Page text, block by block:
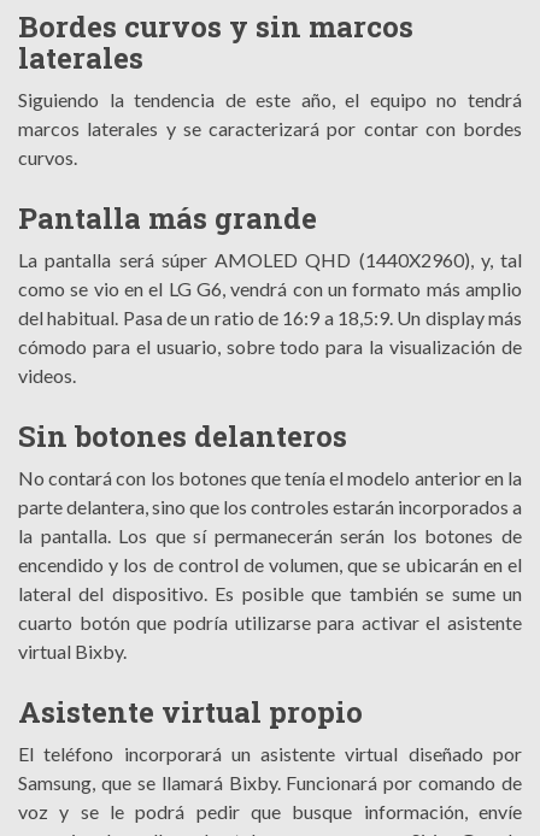
Bordes curvos y sin marcos
laterales
Siguiendo la tendencia de este año, el equipo no tendrá
marcos laterales y se caracterizará por contar con bordes
curvos.
Pantalla más grande
La pantalla será súper AMOLED QHD (1440X2960), y, tal
como se vio en el LG G6, vendrá con un formato más amplio
del habitual. Pasa de un ratio de 16:9 a 18,5:9. Un display más
cómodo para el usuario, sobre todo para la visualización de
videos.
Sin botones delanteros
No contará con los botones que tenía el modelo anterior en la
parte delantera, sino que los controles estarán incorporados a
la pantalla. Los que sí permanecerán serán los botones de
encendido y los de control de volumen, que se ubicarán en el
lateral del dispositivo. Es posible que también se sume un
cuarto botón que podría utilizarse para activar el asistente
virtual Bixby.
Asistente virtual propio
El teléfono incorporará un asistente virtual diseñado por
Samsung, que se llamará Bixby. Funcionará por comando de
voz y se le podrá pedir que busque información, envíe